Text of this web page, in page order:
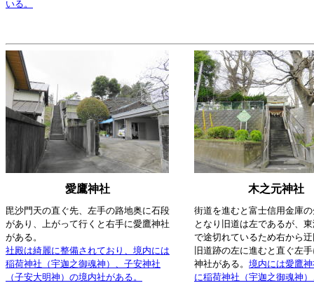
いる。
愛鷹神社 木之元神社
毘沙門天の直ぐ先、左手の路地奥に石段
があり、上がって行くと右手に愛鷹神社
がある。
社殿は綺麗に整備されており、境内には
稲荷神社（宇迦之御魂神）、子安神社
（子安大明神）の境内社がある。
街道を進むと富士信用金庫
となり旧道は左であるが、
で途切れているため右から
旧道跡の左に進むと直ぐ左
神社がある。 境内には愛鷹
に稲荷神社（宇迦之御魂神